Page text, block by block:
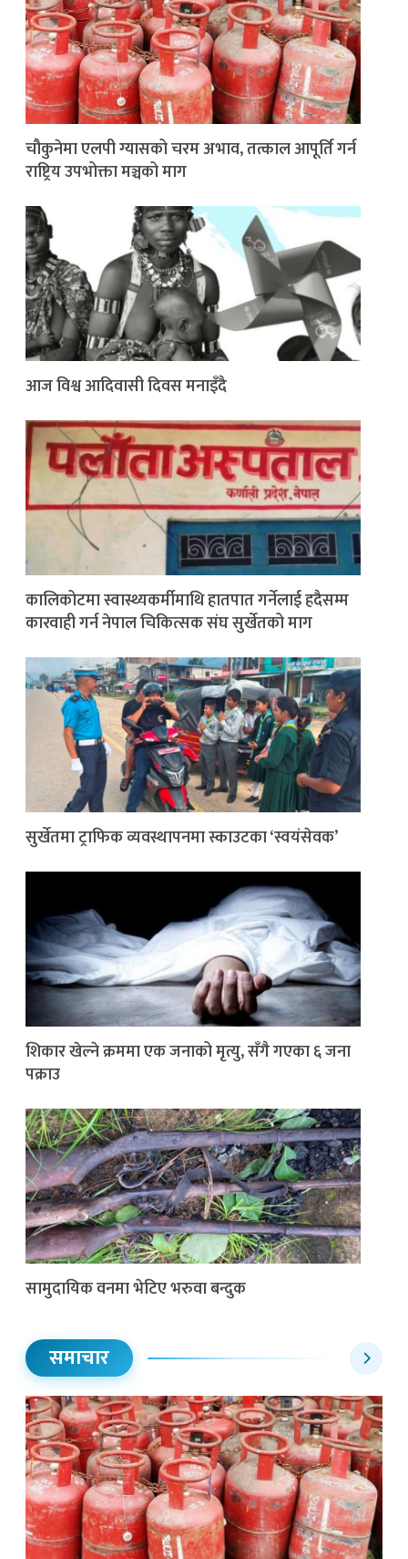
चौकुनेमा एलपी ग्यासको चरम अभाव, तत्काल आपूर्ति गर्न
राष्ट्रिय उपभोक्ता मञ्चको माग
आज विश्व आदिवासी दिवस मनाइँदै
कालिकोटमा स्वास्थ्यकर्मीमाथि हातपात गर्नेलाई हदैसम्म
कारवाही गर्न नेपाल चिकित्सक संघ सुर्खेतको माग
सुर्खेतमा ट्राफिक व्यवस्थापनमा स्काउटका ‘स्वयंसेवक’
शिकार खेल्ने क्रममा एक जनाको मृत्यु, सँगै गएका ६ जना
पक्राउ
सामुदायिक वनमा भेटिए भरुवा बन्दुक
समाचार